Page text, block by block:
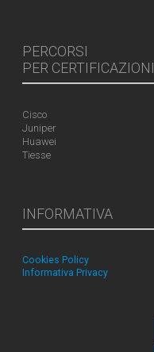
PERCORSI
PER CERTIFICAZIONI
Cisco
Juniper
Huawei
Tiesse
INFORMATIVA
Cookies Policy
Informativa Privacy